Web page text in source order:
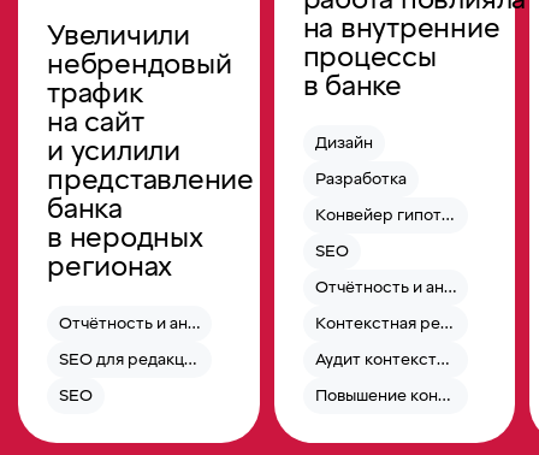
Увеличили
небрендовый
трафик
на сайт
и усилили
представление
банка
в неродных
регионах
Отчётность и аналитика
SEO для редакции
SEO
на внутренние
процессы
в банке
Дизайн
Разработка
Конвейер гипотез
SEO
Отчётность и аналитика
Контекстная реклама
Аудит контекстной рекламы
Повышение конверсии